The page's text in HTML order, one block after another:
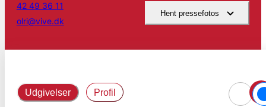
42 49 36 11
olri@vive.dk
Hent pressefotos
Udgivelser Profil